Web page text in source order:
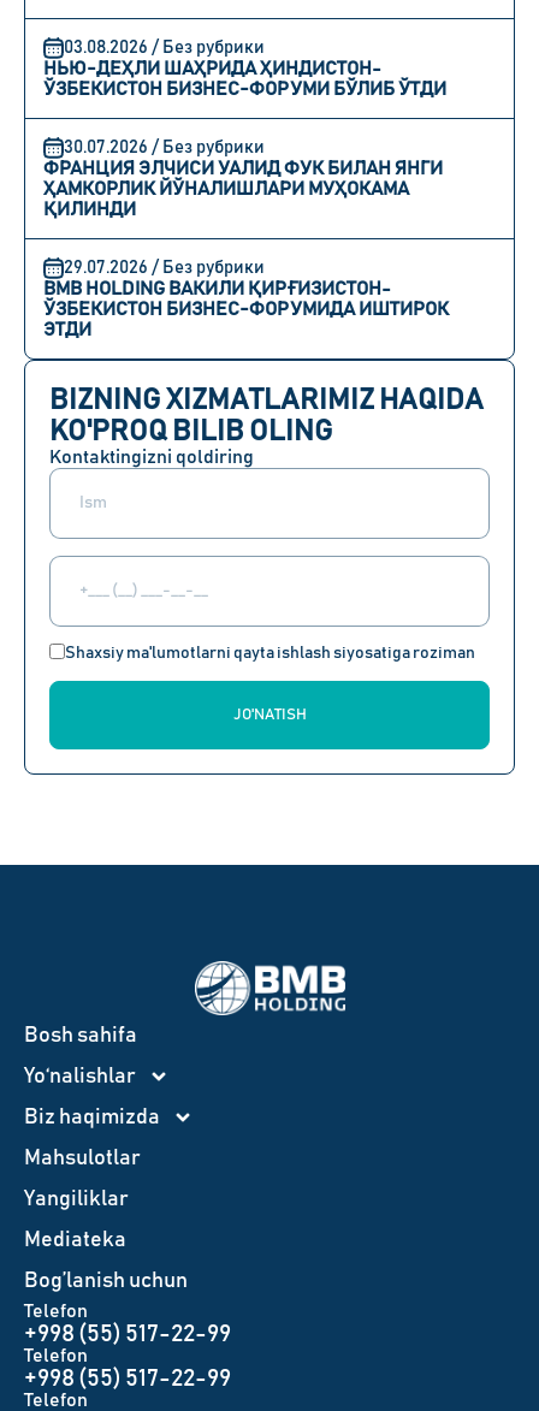
03.08.2026 / Без рубрики
НЬЮ-ДЕҲЛИ ШАҲРИДА ҲИНДИСТОН-
ЎЗБЕКИСТОН БИЗНЕС-ФОРУМИ БЎЛИБ ЎТДИ
30.07.2026 / Без рубрики
ФРАНЦИЯ ЭЛЧИСИ УАЛИД ФУК БИЛАН ЯНГИ
ҲАМКОРЛИК ЙЎНАЛИШЛАРИ МУҲОКАМА
ҚИЛИНДИ
29.07.2026 / Без рубрики
BMB HOLDING ВАКИЛИ ҚИРҒИЗИСТОН-
ЎЗБЕКИСТОН БИЗНЕС-ФОРУМИДА ИШТИРОК
ЭТДИ
BIZNING XIZMATLARIMIZ HAQIDA
KO'PROQ BILIB OLING
Kontaktingizni qoldiring
Shaxsiy ma'lumotlarni qayta ishlash siyosatiga roziman
JO'NATISH
Bosh sahifa
Yo‘nalishlar
Biz haqimizda
Mahsulotlar
Yangiliklar
Mediateka
Bog’lanish uchun
Telefon
+998 (55) 517-22-99
Telefon
+998 (55) 517-22-99
Telefon